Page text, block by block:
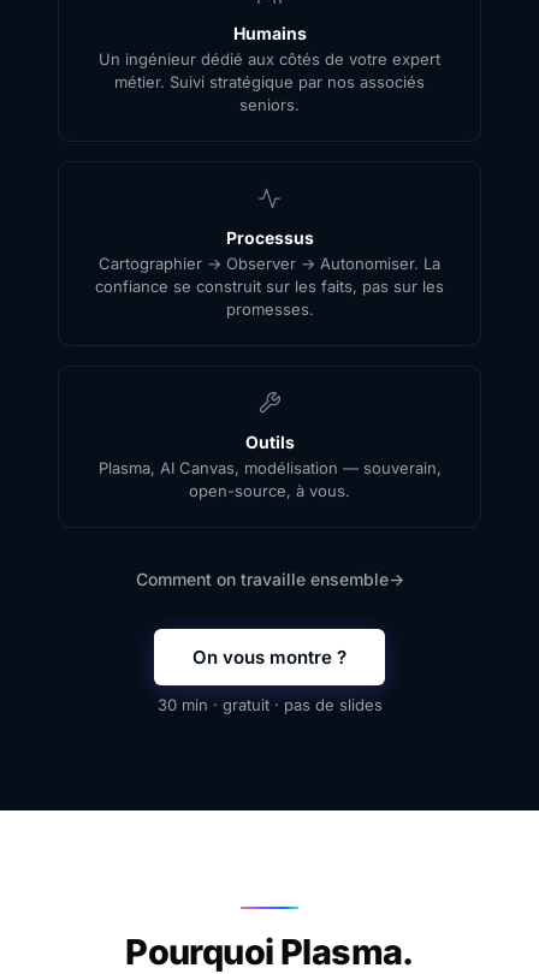
Humains
Un ingénieur dédié aux côtés de votre expert
métier. Suivi stratégique par nos associés
seniors.
Processus
Cartographier → Observer → Autonomiser. La
confiance se construit sur les faits, pas sur les
promesses.
Outils
Plasma, AI Canvas, modélisation — souverain,
open-source, à vous.
Comment on travaille ensemble→
On vous montre ?
30 min · gratuit · pas de slides
Pourquoi Plasma.